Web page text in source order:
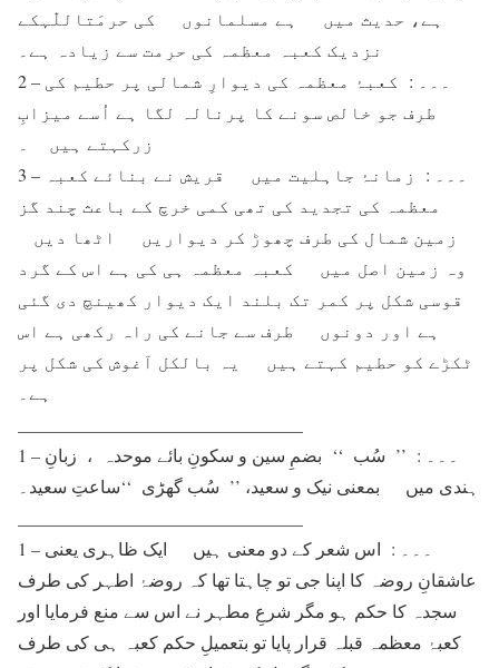
ہے، حدیث میں ہے مسلمانوں کی حرمَتاللّٰہکے
نزدیک کعبہ معظمہ کی حرمت سے زیادہ ہے۔
2 – ۔۔۔ : کعبۂ معظمہ کی دیوارِ شمالی پر حطیم کی
طرف جو خالص سونے کا پرنالہ لگا ہے اُسے میزابِ
زرکہتے ہیں ۔
3 – ۔۔۔ : زمانۂ جاہلیت میں قریش نے بنائے کعبہ
معظمہ کی تجدید کی تھی کمی خرچ کے باعث چند گز
زمین شمال کی طرف چھوڑ کر دیواریں اٹھا دیں
وہ زمین اصل میں کعبہ معظمہ ہی کی ہے اس کے گرد
قوسی شکل پر کمر تک بلند ایک دیوار کھینچ دی گئی
ہے اور دونوں طرف سے جانے کی راہ رکھی ہے اس
ٹکڑے کو حطیم کہتے ہیں یہ بالکل آغوش کی شکل پر
ہے۔
1 – ۔۔۔ : ’’ سُب ‘‘ بضمِ سین و سکونِ بائے موحدہ ، زبانِ
ہندی میں بمعنی نیک و سعید، ’’ سُب گھڑی ‘‘ساعتِ سعید۔
1 – ۔۔۔ : اس شعر کے دو معنی ہیں ایک ظاہری یعنی
عاشقانِ روضہ کا اپنا جی تو چاہتا تھا کہ روضۂ اطہر کی طرف
سجدہ کا حکم ہو مگر شرعِ مطہر نے اس سے منع فرمایا اور
کعبۂ معظمہ قبلہ قرار پایا تو بتعمیلِ حکم کعبہ ہی کی طرف